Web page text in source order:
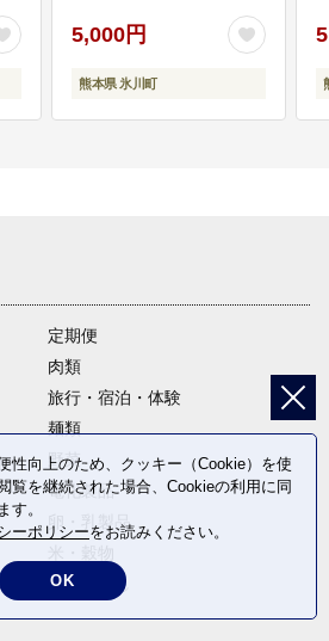
5,000円
熊本県 氷川町
定期便
肉類
旅行・宿泊・体験
麺類
野菜
電化製品
卵・乳製品
返礼品なし
性向上のため、クッキー（Cookie）を使
覧を継続された場合、Cookieの利用に同
す。
ーポリシーをお読みください。
OK